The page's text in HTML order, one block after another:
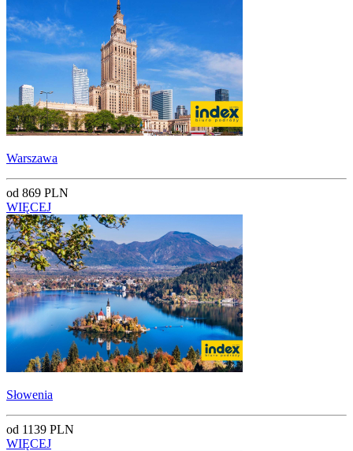
Warszawa
od 869 PLN
WIĘCEJ
Słowenia
od 1139 PLN
WIĘCEJ